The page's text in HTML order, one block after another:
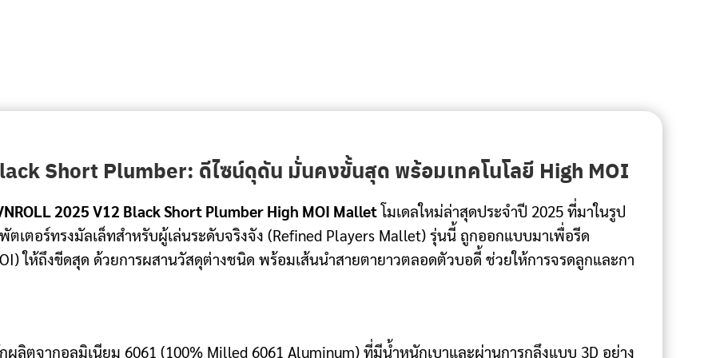
Short Plumber: ดีไซน์ดุดัน มั่นคงขั้นสุด พร้อมเทคโนโลยี High MOI
2025 V12 Black Short Plumber High MOI Malletโมเดลใหม่ล่าสุดประจำปี 2025 ที่มาในรูป
ตอร์ทรงมัลเล็ทสำหรับผู้เล่นระดับจริงจัง (Refined Players Mallet) รุ่นนี้ ถูกออกแบบมาเพื่อรีด
ให้ถึงขีดสุด ด้วยการผสานวัสดุต่างชนิด พร้อมเส้นนำสายตายาวตลอดตัวบอดี้ ช่วยให้การจรดลูกและกา
ลิตจากอลูมิเนียม 6061 (100% Milled 6061 Aluminum) ที่มีน้ำหนักเบาและผ่านการกลึงแบบ 3D อย่าง